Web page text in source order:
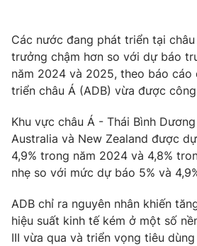
Câu chuyện quốc tế
Tài chính
Thị trường
Góc doanh nghiệp
Dữ liệu và đời sống
Truyền hình
Phim VTV
Hậu trường
Nhân vật
Khán giả
Giải sao mai
Giải trí
Điện ảnh
Sao
Đời sống
Du lịch
Làm đẹp
Giáo dục
Tuyển sinh
Các nước đang phát triển tại
trưởng chậm hơn so với dự báo
năm 2024 và 2025, theo báo cáo
triển châu Á (ADB) vừa được
Khu vực châu Á - Thái Bình
Australia và New Zealand được
4,9% trong năm 2024 và 4,8%
nhẹ so với mức dự báo 5% và
ADB chỉ ra nguyên nhân khiến
hiệu suất kinh tế kém ở một số
III vừa qua và triển vọng tiêu